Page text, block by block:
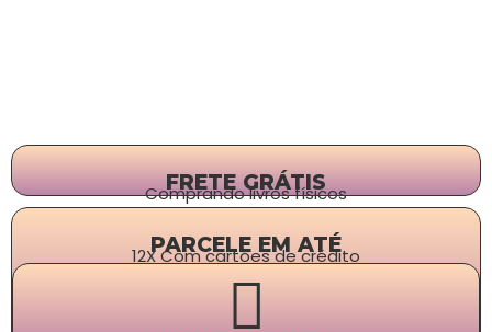
FRETE GRÁTIS
Comprando livros físicos
PARCELE EM ATÉ
12X Com cartões de crédito